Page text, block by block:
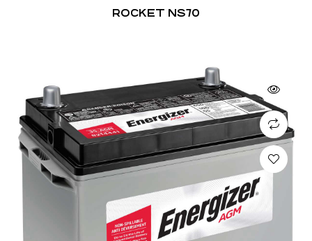
ROCKET NS70